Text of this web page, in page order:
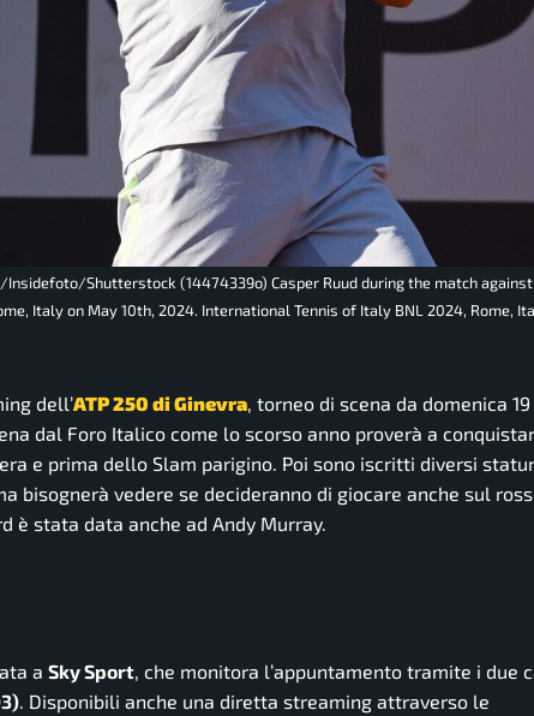
Shutterstock (14474339o) Casper Ruud during the match
Italy on May 10th, 2024. International Tennis of Italy BNL 2024, Rome,
dell’ATP 250 di Ginevra , torneo di scena da domenica
dal Foro Italico come lo scorso anno proverà a
e prima dello Slam parigino. Poi sono iscritti diversi
bisognerà vedere se decideranno di giocare anche sul
è stata data anche ad Andy Murray.
a Sky Sport , che monitora l’appuntamento tramite i due
. Disponibili anche una diretta streaming attraverso le